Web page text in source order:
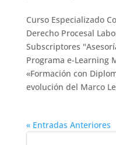
Curso Especializado
Derecho Procesal
Subscriptores
Programa e-Learning
«Formación con
evolución del Marco
« Entradas Anteriores